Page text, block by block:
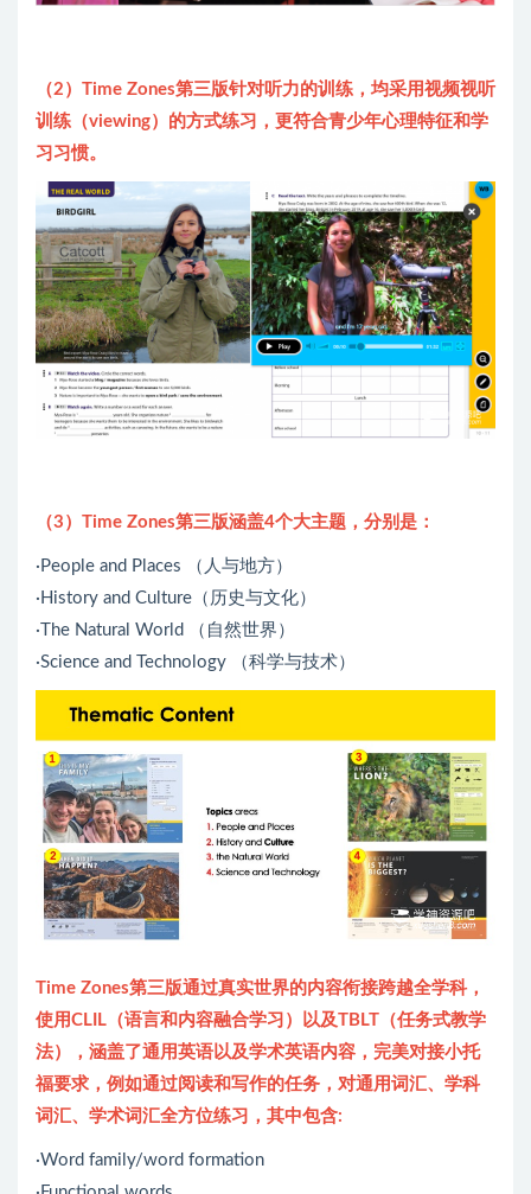
（2）Time Zones第三版针对听力的训练，均采用视频视听
训练（viewing）的方式练习，更符合青少年心理特征和学
习习惯。
（3）Time Zones第三版涵盖4个大主题，分别是：
·People and Places （人与地方）
·History and Culture（历史与文化）
·The Natural World （自然世界）
·Science and Technology （科学与技术）
Time Zones第三版通过真实世界的内容衔接跨越全学科，
使用CLIL（语言和内容融合学习）以及TBLT（任务式教学
法），涵盖了通用英语以及学术英语内容，完美对接小托
福要求，例如通过阅读和写作的任务，对通用词汇、学科
词汇、学术词汇全方位练习，其中包含:
·Word family/word formation